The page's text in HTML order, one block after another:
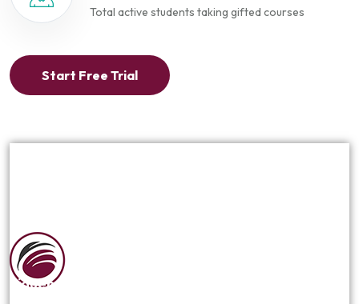
Total active students taking gifted courses
Start Free Trial
Siguenos en las redes sociales: